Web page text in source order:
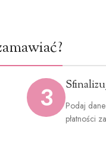
3
Podaj
płatności